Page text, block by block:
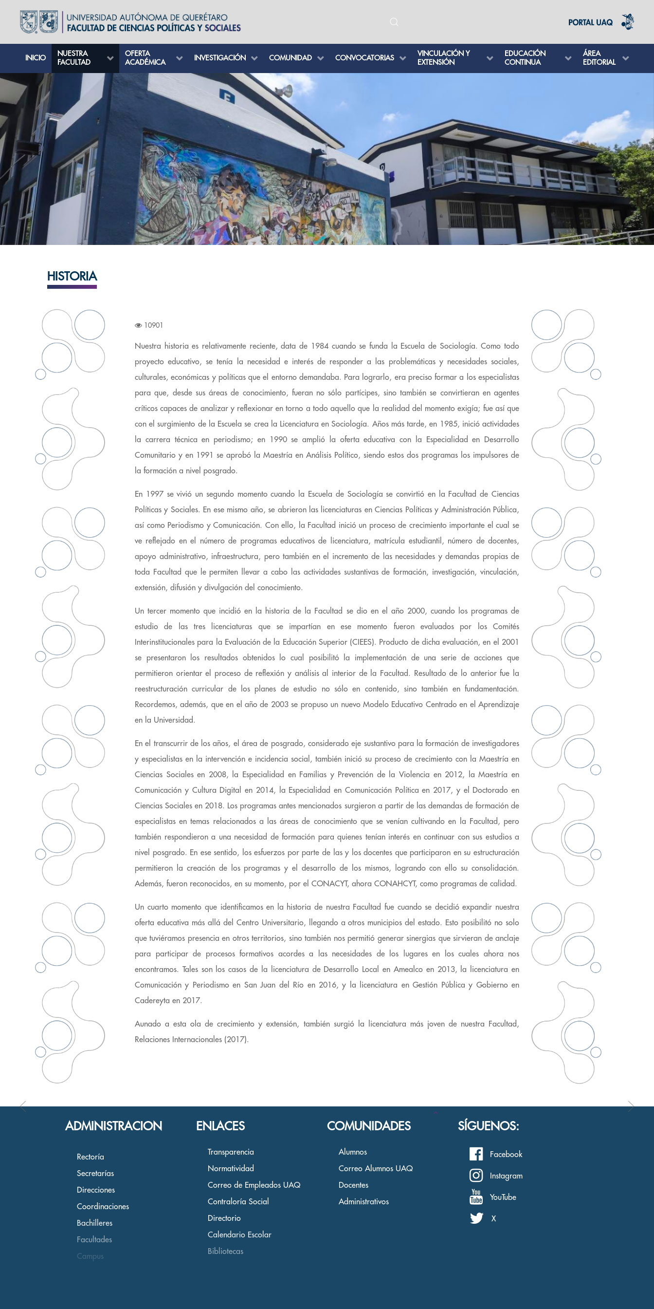
INICIO
NUESTRA
FACULTAD
OFERTA
ACADÉMICA
INVESTIGACIÓN COMUNIDAD CONVOCATORIAS
VINCULACIÓN Y
EXTENSIÓN
EDUCACIÓN
CONTINUA
ÁREA
EDITORIAL
HISTORIA
10901
Nuestra historia es relativamente reciente, data de 1984 cuando se funda la Escuela de Sociología. Como todo
proyecto educativo, se tenía la necesidad e interés de responder a las problemáticas y necesidades sociales,
culturales, económicas y políticas que el entorno demandaba. Para lograrlo, era preciso formar a los especialistas
para que, desde sus áreas de conocimiento, fueran no sólo partícipes, sino también se convirtieran en agentes
críticos capaces de analizar y reflexionar en torno a todo aquello que la realidad del momento exigía; fue así que
con el surgimiento de la Escuela se crea la Licenciatura en Sociología. Años más tarde, en 1985, inició actividades
la carrera técnica en periodismo; en 1990 se amplió la oferta educativa con la Especialidad en Desarrollo
Comunitario y en 1991 se aprobó la Maestría en Análisis Político, siendo estos dos programas los impulsores de
la formación a nivel posgrado.
En 1997 se vivió un segundo momento cuando la Escuela de Sociología se convirtió en la Facultad de Ciencias
Políticas y Sociales. En ese mismo año, se abrieron las licenciaturas en Ciencias Políticas y Administración Pública,
así como Periodismo y Comunicación. Con ello, la Facultad inició un proceso de crecimiento importante el cual se
ve reflejado en el número de programas educativos de licenciatura, matrícula estudiantil, número de docentes,
apoyo administrativo, infraestructura, pero también en el incremento de las necesidades y demandas propias de
toda Facultad que le permiten llevar a cabo las actividades sustantivas de formación, investigación, vinculación,
extensión, difusión y divulgación del conocimiento.
Un tercer momento que incidió en la historia de la Facultad se dio en el año 2000, cuando los programas de
estudio de las tres licenciaturas que se impartían en ese momento fueron evaluados por los Comités
Interinstitucionales para la Evaluación de la Educación Superior (CIEES). Producto de dicha evaluación, en el 2001
se presentaron los resultados obtenidos lo cual posibilitó la implementación de una serie de acciones que
permitieron orientar el proceso de reflexión y análisis al interior de la Facultad. Resultado de lo anterior fue la
reestructuración curricular de los planes de estudio no sólo en contenido, sino también en fundamentación.
Recordemos, además, que en el año de 2003 se propuso un nuevo Modelo Educativo Centrado en el Aprendizaje
en la Universidad.
En el transcurrir de los años, el área de posgrado, considerado eje sustantivo para la formación de investigadores
y especialistas en la intervención e incidencia social, también inició su proceso de crecimiento con la Maestría en
Ciencias Sociales en 2008, la Especialidad en Familias y Prevención de la Violencia en 2012, la Maestría en
Comunicación y Cultura Digital en 2014, la Especialidad en Comunicación Política en 2017, y el Doctorado en
Ciencias Sociales en 2018. Los programas antes mencionados surgieron a partir de las demandas de formación de
especialistas en temas relacionados a las áreas de conocimiento que se venían cultivando en la Facultad, pero
también respondieron a una necesidad de formación para quienes tenían interés en continuar con sus estudios a
nivel posgrado. En ese sentido, los esfuerzos por parte de las y los docentes que participaron en su estructuración
permitieron la creación de los programas y el desarrollo de los mismos, logrando con ello su consolidación.
Además, fueron reconocidos, en su momento, por el CONACYT, ahora CONAHCYT, como programas de calidad.
Un cuarto momento que identificamos en la historia de nuestra Facultad fue cuando se decidió expandir nuestra
oferta educativa más allá del Centro Universitario, llegando a otros municipios del estado. Esto posibilitó no solo
que tuviéramos presencia en otros territorios, sino también nos permitió generar sinergias que sirvieran de anclaje
para participar de procesos formativos acordes a las necesidades de los lugares en los cuales ahora nos
encontramos. Tales son los casos de la licenciatura de Desarrollo Local en Amealco en 2013, la licenciatura en
Comunicación y Periodismo en San Juan del Río en 2016, y la licenciatura en Gestión Pública y Gobierno en
Cadereyta en 2017.
Aunado a esta ola de crecimiento y extensión, también surgió la licenciatura más joven de nuestra Facultad,
Relaciones Internacionales (2017).
ADMINISTRACION
Rectoría
Secretarías
Direcciones
Coordinaciones
Bachilleres
Facultades
Campus
ENLACES
Transparencia
Normatividad
Correo de Empleados UAQ
Contraloría Social
Directorio
Calendario Escolar
Bibliotecas
COMUNIDADES
Alumnos
Correo Alumnos UAQ
Docentes
Administrativos
SÍGUENOS:
Facebook
Instagram
YouTube
X